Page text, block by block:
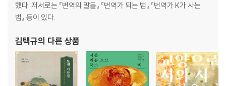
했다. 저서로는 『번역의 말들』 『번역가 되는 법』 『번역가 K가 사는
법』 등이 있다.
김택규의 다른 상품